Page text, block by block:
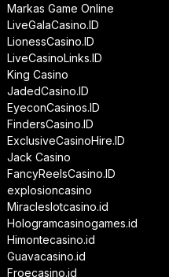
Markas Game Online
LiveGalaCasino.ID
LionessCasino.ID
LiveCasinoLinks.ID
King Casino
JadedCasino.ID
EyeconCasinos.ID
FindersCasino.ID
ExclusiveCasinoHire.ID
Jack Casino
FancyReelsCasino.ID
explosioncasino
Miracleslotcasino.id
Hologramcasinogames.id
Himontecasino.id
Guavacasino.id
Froecasino.id